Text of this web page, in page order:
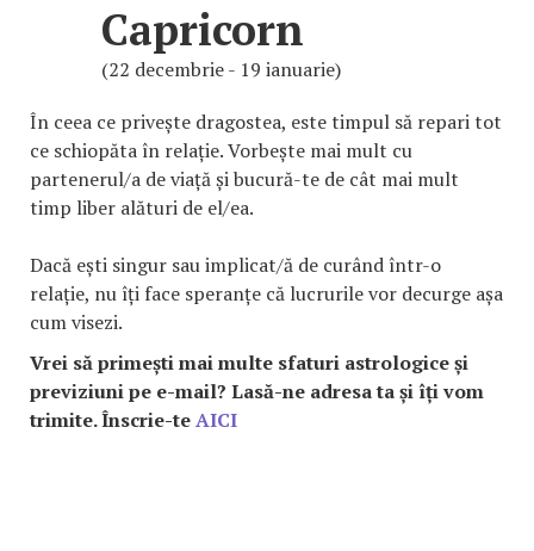
Capricorn
(22 decembrie - 19 ianuarie)
În ceea ce privește dragostea, este timpul să repari tot
ce schiopăta în relație. Vorbește mai mult cu
partenerul/a de viață și bucură-te de cât mai mult
timp liber alături de el/ea.
Dacă ești singur sau implicat/ă de curând într-o
relație, nu îți face speranțe că lucrurile vor decurge așa
cum visezi.
Vrei să primești mai multe sfaturi astrologice și
previziuni pe e-mail? Lasă-ne adresa ta și îți vom
trimite.Înscrie-teAICI